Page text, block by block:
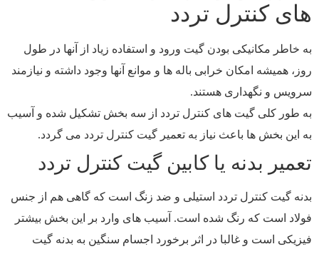
های کنترل تردد
به خاطر مکانیکی بودن گیت ورود و استفاده زیاد از آنها در طول
روز، همیشه امکان خرابی باله ها و موانع آنها وجود داشته و نیازمند
سرویس و نگهداری هستند.
به طور کلی گیت های کنترل تردد از سه بخش تشکیل شده و آسیب
به این بخش ها باعث نیاز به تعمیر گیت کنترل تردد می گردد.
تعمیر بدنه یا کابین گیت کنترل تردد
بدنه گیت کنترل تردد استیلی و ضد زنگ است که گاهی هم از جنس
فولاد است که رنگ شده است. آسیب های وارد بر این بخش بیشتر
فیزیکی است و غالبا در اثر برخورد اجسام سنگین به بدنه گیت